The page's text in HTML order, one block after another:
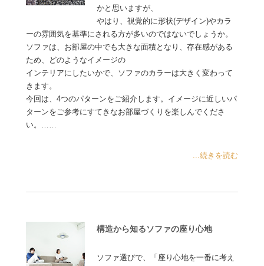
かと思いますが、
やはり、視覚的に形状(デザイン)やカラ
ーの雰囲気を基準にされる方が多いのではないでしょうか。
ソファは、お部屋の中でも大きな面積となり、存在感がある
ため、どのようなイメージの
インテリアにしたいかで、ソファのカラーは大きく変わって
きます。
今回は、4つのパターンをご紹介します。イメージに近しいパ
ターンをご参考にすてきなお部屋づくりを楽しんでくださ
い。……
...続きを読む
構造から知るソファの座り心地
ソファ選びで、「座り心地を一番に考え